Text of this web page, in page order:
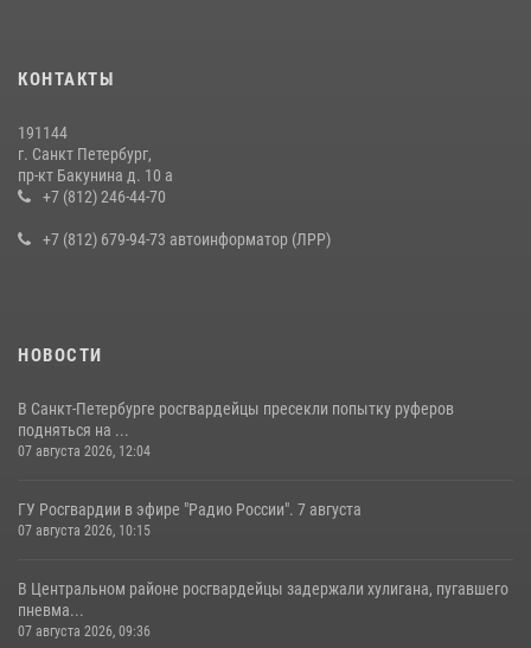
на III Международном петербургском цифровом форуме
В Ленобласти сотрудники Росгвардии провели встречу с
воспитанниками детского клуба «Умные каникулы»
КОНТАКТЫ
191144
г. Санкт Петербург,
пр-кт Бакунина д. 10 а
+7 (812) 246-44-70
+7 (812) 679-94-73 автоинформатор (ЛРР)
НОВОСТИ
В Санкт-Петербурге росгвардейцы пресекли попытку руферов
подняться на ...
07 августа 2026, 12:04
ГУ Росгвардии в эфире "Радио России". 7 августа
07 августа 2026, 10:15
В Центральном районе росгвардейцы задержали хулигана, пугавшего
пневма...
07 августа 2026, 09:36